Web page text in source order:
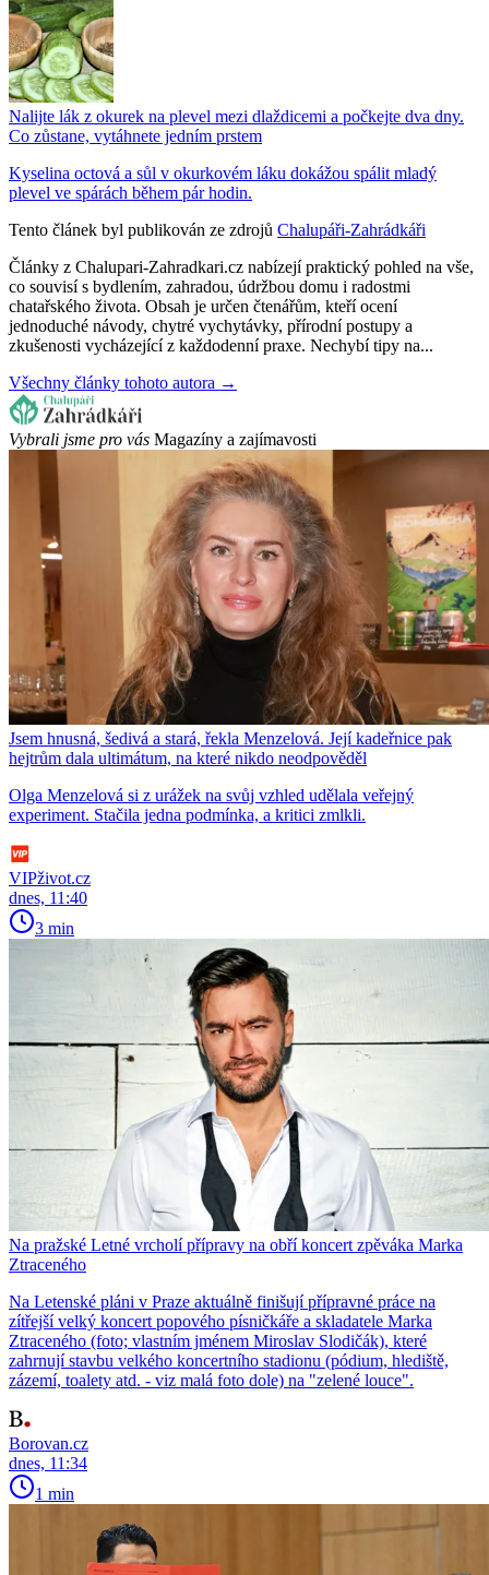
Nalijte lák z okurek na plevel mezi dlaždicemi a počkejte dva dny.
Co zůstane, vytáhnete jedním prstem
Kyselina octová a sůl v okurkovém láku dokážou spálit mladý
plevel ve spárách během pár hodin.
Tento článek byl publikován ze zdrojů Chalupáři-Zahrádkáři
Články z Chalupari-Zahradkari.cz nabízejí praktický pohled na vše,
co souvisí s bydlením, zahradou, údržbou domu i radostmi
chatařského života. Obsah je určen čtenářům, kteří ocení
jednoduché návody, chytré vychytávky, přírodní postupy a
zkušenosti vycházející z každodenní praxe. Nechybí tipy na...
Všechny články tohoto autora →
Vybrali jsme pro vás Magazíny a zajímavosti
Jsem hnusná, šedivá a stará, řekla Menzelová. Její kadeřnice pak
hejtrům dala ultimátum, na které nikdo neodpověděl
Olga Menzelová si z urážek na svůj vzhled udělala veřejný
experiment. Stačila jedna podmínka, a kritici zmlkli.
VIPživot.cz
dnes, 11:40
3 min
Na pražské Letné vrcholí přípravy na obří koncert zpěváka Marka
Ztraceného
Na Letenské pláni v Praze aktuálně finišují přípravné práce na
zítřejší velký koncert popového písničkáře a skladatele Marka
Ztraceného (foto; vlastním jménem Miroslav Slodičák), které
zahrnují stavbu velkého koncertního stadionu (pódium, hlediště,
zázemí, toalety atd. - viz malá foto dole) na "zelené louce".
Borovan.cz
dnes, 11:34
1 min